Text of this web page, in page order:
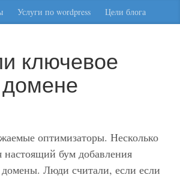
Услуги по wordpress Цели блога
ключевое
оптимизаторы. Несколько
настоящий бум добавления
Люди считали, если если